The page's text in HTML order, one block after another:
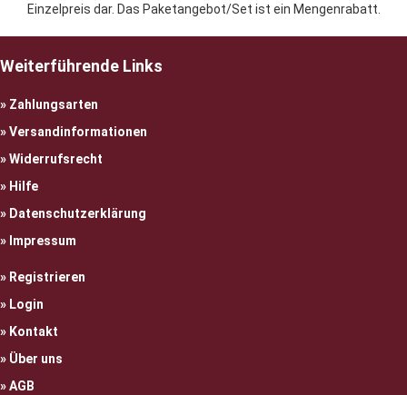
Einzelpreis dar. Das Paketangebot/Set ist ein Mengenrabatt.
Weiterführende Links
Zahlungsarten
Versandinformationen
Widerrufsrecht
Hilfe
Datenschutzerklärung
Impressum
Registrieren
Login
Kontakt
Über uns
AGB